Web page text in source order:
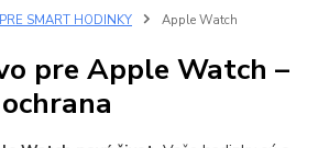
SMART HODINKY Apple Watch
pre Apple Watch –